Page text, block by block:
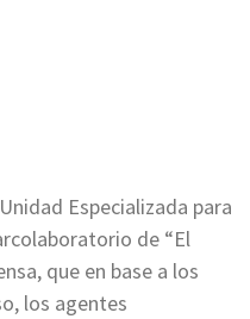
Especializada para
de “El
que en base a los
los agentes